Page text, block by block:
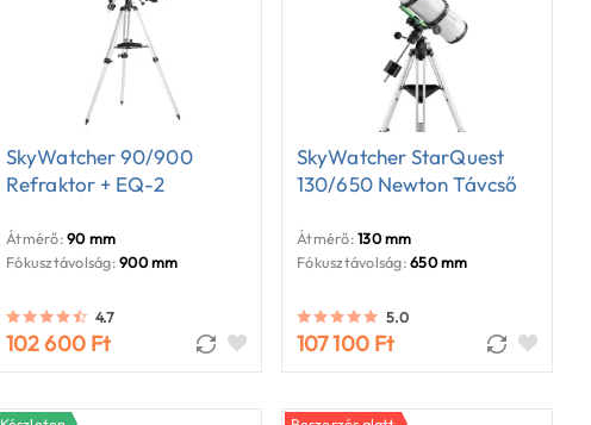
SkyWatcher 90/900
Refraktor + EQ-2
Átmérő: 90 mm
Fókusztávolság: 900 mm
4.7
102 600 Ft
SkyWatcher StarQuest
130/650 Newton Távcső
Átmérő: 130 mm
Fókusztávolság: 650 mm
5.0
107 100 Ft